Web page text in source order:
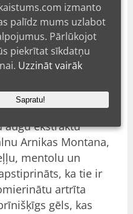
Riņecs ir
darbojas, un ir
ātrus un
augu
gandrīz uzreiz.
augu ekstraktu
Arnikas Montana,
mentolu un
ka tie ir
artrīta
gēls, kas
izmanto
palīdz mums uzlabot
Pārlūkojot
piekrītat sīkdatņu
Uzzināt vairāk
Sapratu!